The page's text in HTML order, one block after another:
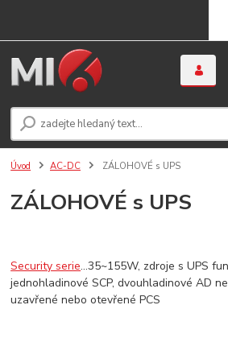
Úvod AC-DC ZÁLOHOVÉ s UPS
ZÁLOHOVÉ s UPS
Security serie...35~155W, zdroje s UPS
jednohladinové SCP, dvouhladinové AD
uzavřené nebo otevřené PCS